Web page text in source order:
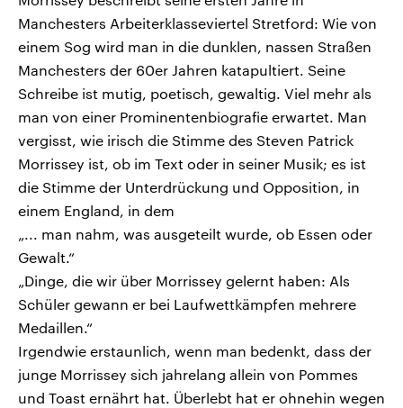
Manchesters Arbeiterklasseviertel Stretford: Wie von
einem Sog wird man in die dunklen, nassen Straßen
Manchesters der 60er Jahren katapultiert. Seine
Schreibe ist mutig, poetisch, gewaltig. Viel mehr als
man von einer Prominentenbiografie erwartet. Man
vergisst, wie irisch die Stimme des Steven Patrick
Morrissey ist, ob im Text oder in seiner Musik; es ist
die Stimme der Unterdrückung und Opposition, in
einem England, in dem
„... man nahm, was ausgeteilt wurde, ob Essen oder
Gewalt.“
„Dinge, die wir über Morrissey gelernt haben: Als
Schüler gewann er bei Laufwettkämpfen mehrere
Medaillen.“
Irgendwie erstaunlich, wenn man bedenkt, dass der
junge Morrissey sich jahrelang allein von Pommes
und Toast ernährt hat. Überlebt hat er ohnehin wegen